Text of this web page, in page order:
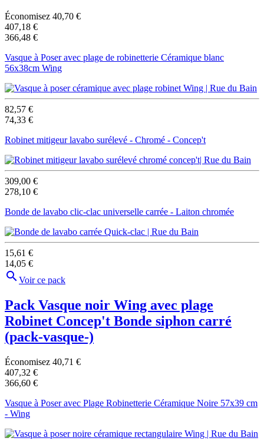
Économisez 40,70 €
407,18 €
366,48 €
Vasque à Poser avec plage de robinetterie Céramique blanc
56x38cm Wing
82,57 €
74,33 €
Robinet mitigeur lavabo surélevé - Chromé - Concep't
309,00 €
278,10 €
Bonde de lavabo clic-clac universelle carrée - Laiton chromée
15,61 €
14,05 €
Voir ce pack
Pack Vasque noir Wing avec plage
Robinet Concep't Bonde siphon carré
(pack-vasque-)
Économisez 40,71 €
407,32 €
366,60 €
Vasque à Poser avec Plage Robinetterie Céramique Noire 57x39 cm
- Wing